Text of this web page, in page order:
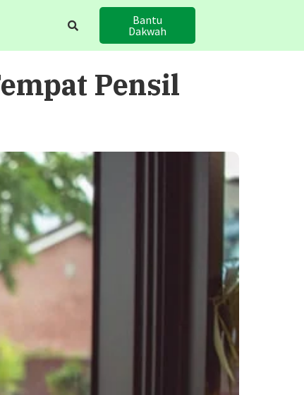
Bantu
Dakwah
Pensil